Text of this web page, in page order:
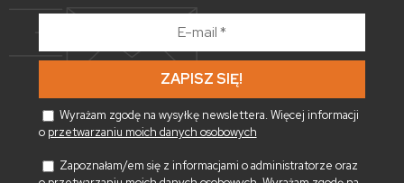
*
Wyrażam zgodę na wysyłkę newslettera. Więcej informacji
o przetwarzaniu moich danych osobowych
Zapoznałam/em się z informacjami o administratorze oraz